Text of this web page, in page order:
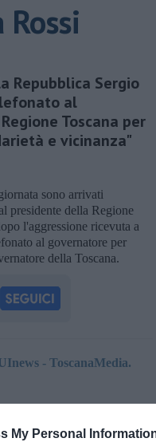
My Personal
Repubblica Sergio
al
Toscana per
e vicinanza"
sono arrivati
presidente della Regione
l'aggressione ricevuta a
al governatore per
della Toscana.
- ToscanaMedia.